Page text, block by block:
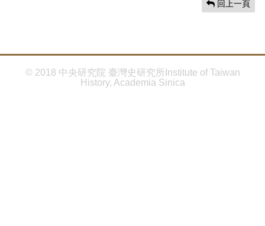
回上一頁
© 2018 中央研究院 臺灣史研究所Institute of Taiwan
History, Academia Sinica